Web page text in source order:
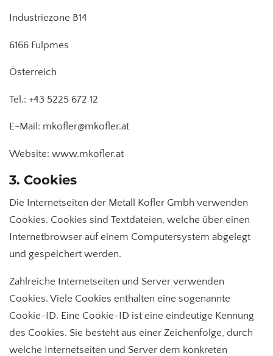
Industriezone B14
6166 Fulpmes
Österreich
Tel.: +43 5225 672 12
E-Mail: mkofler@mkofler.at
Website: www.mkofler.at
3. Cookies
Die Internetseiten der Metall Kofler Gmbh verwenden
Cookies. Cookies sind Textdateien, welche über einen
Internetbrowser auf einem Computersystem abgelegt
und gespeichert werden.
Zahlreiche Internetseiten und Server verwenden
Cookies. Viele Cookies enthalten eine sogenannte
Cookie-ID. Eine Cookie-ID ist eine eindeutige Kennung
des Cookies. Sie besteht aus einer Zeichenfolge, durch
welche Internetseiten und Server dem konkreten